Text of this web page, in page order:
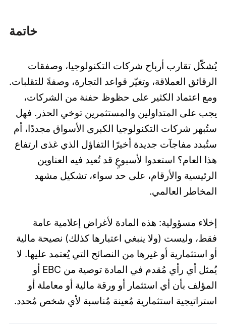
خاتمة
يُشكّل تقارب أرباح شركات التكنولوجيا، وصفقات
الرقائق العملاقة، وتغيّر قواعد التجارة، وصفةً للتقلبات.
ومع اعتماد الكثير على حظوظ حفنة من الشركات،
يجب على المتداولين والمستثمرين توخي الحذر. فهل
ستُبهر شركات التكنولوجيا الكبرى الأسواق مجددًا، أم
ستُبدد مفاجآت جديدة أخيرًا التفاؤل الذي غذى ارتفاع
هذا العام؟ استعدوا لأسبوعٍ قد تُعيد فيه العناوين
الرئيسية والأرقام، على حد سواء، تشكيل مشهد
المخاطر العالمي.
إخلاء مسؤولية: هذه المادة لأغراض إعلامية عامة
فقط، وليست (ولا ينبغي اعتبارها كذلك) نصيحة مالية
أو استثمارية أو غيرها من النصائح التي يُعتمد عليها. لا
يُمثل أي رأي مُقدم في المادة توصية من EBC أو
المؤلف بأن أي استثمار أو ورقة مالية أو معاملة أو
استراتيجية استثمارية مُعينة مُناسبة لأي شخص مُحدد.